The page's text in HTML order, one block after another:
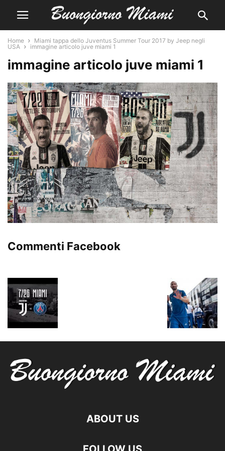
Home
Miami tappa dello Juventus Summer Tour 2017 by Jeep negli
USA
immagine articolo juve miami 1
immagine articolo juve miami 1
Commenti Facebook
ABOUT US